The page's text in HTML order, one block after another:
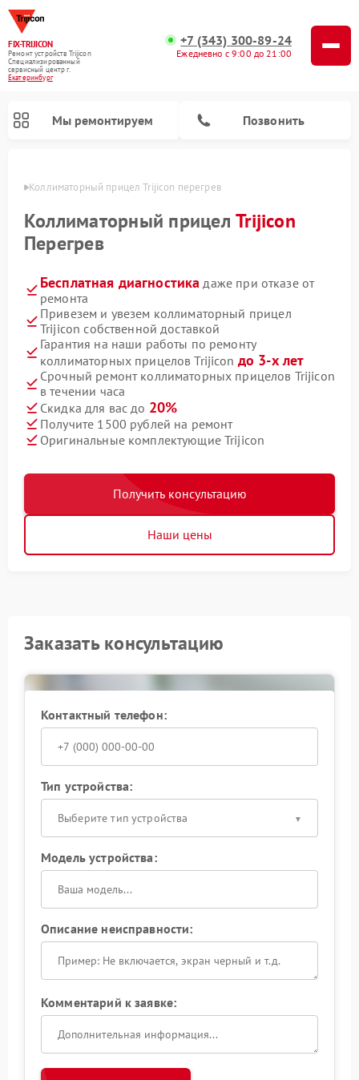
FIX-TRIJICON
Ремонт устройств Trijicon
Специализированный
cервисный центр г.
Екатеринбург
+7 (343) 300-89-24
Ежедневно с 9:00 до 21:00
Мы ремонтируем Позвонить
Коллиматорный прицел Trijicon перегрев
Коллиматорный прицелTrijicon
Перегрев
Бесплатная диагностика даже при отказе от
ремонта
Привезем и увезем коллиматорный прицел
Trijicon собственной доставкой
Гарантия на наши работы по ремонту
коллиматорных прицелов Trijicon до 3-х лет
Срочный ремонт коллиматорных прицелов Trijicon
в течении часа
Скидка для вас до 20%
Получите 1500 рублей на ремонт
Оригинальные комплектующие Trijicon
Получить консультацию
Наши цены
Заказать консультацию
Контактный телефон:
Тип устройства:
Выберите тип устройства
Модель устройства:
Описание неисправности:
Комментарий к заявке: